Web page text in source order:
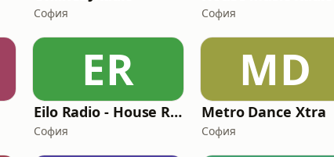
София София
ER
Eilo Radio - House Radio
София
MD
Metro Dance Xtra
София